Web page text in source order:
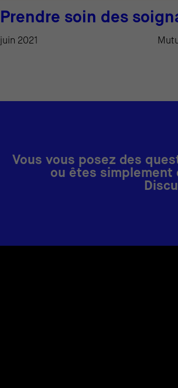
Prendre soin des
juin 2021
Vous vous posez des
ou êtes simplement